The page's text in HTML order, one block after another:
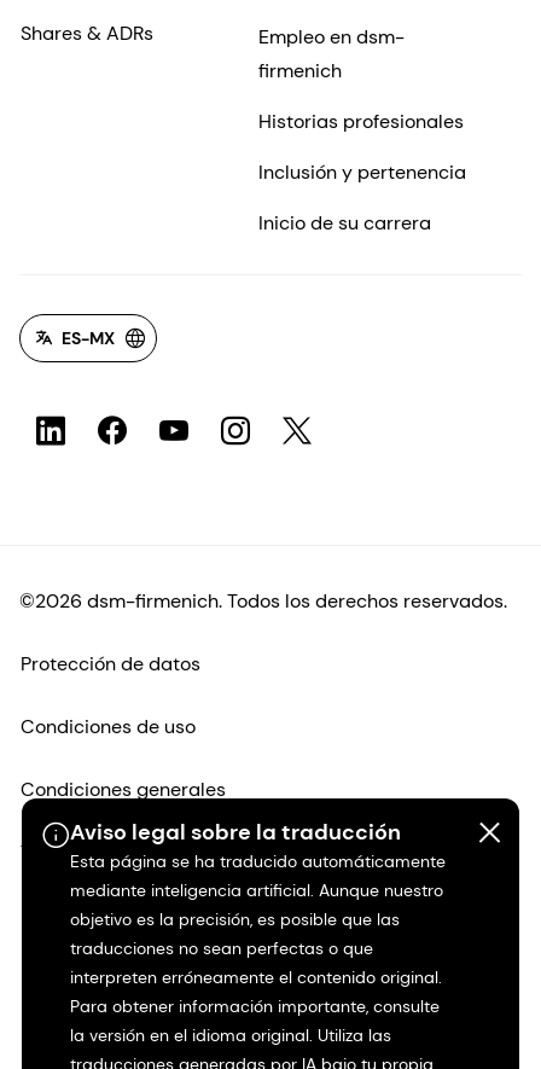
Aviso legal sobre la traducción
Esta página se ha traducido automáticamente
mediante inteligencia artificial. Aunque nuestro
objetivo es la precisión, es posible que las
traducciones no sean perfectas o que
interpreten erróneamente el contenido original.
Para obtener información importante, consulte
la versión en el idioma original. Utiliza las
traducciones generadas por IA bajo tu propia
Shares & ADRs
Empleo en dsm-
firmenich
Historias profesionales
Inclusión y pertenencia
Inicio de su carrera
ES-MX
©2026 dsm-firmenich. Todos los derechos reservados.
Protección de datos
Condiciones de uso
Condiciones generales
Transparencia en California
Declaración de accesibilidad
Información jurídica
Mapa del sitio